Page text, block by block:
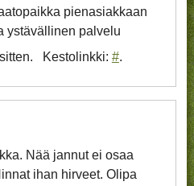
pienasiakkaan
ystävällinen palvelu
Kestolinkki: #
Nää jannut ei osaa
ihan hirveet. Olipa